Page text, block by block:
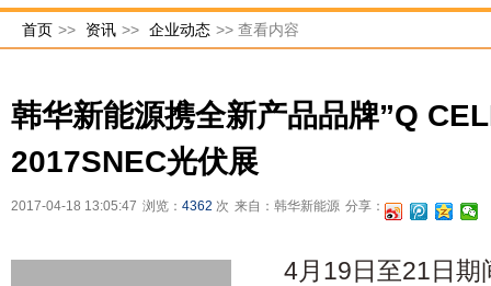
首页 >> 资讯 >> 企业动态 >> 查看内容
韩华新能源携全新产品品牌”Q
2017SNEC光伏展
2017-04-18 13:05:47 浏览： 4362 次 来自：韩华新能源 分享：
4月19日至21日期